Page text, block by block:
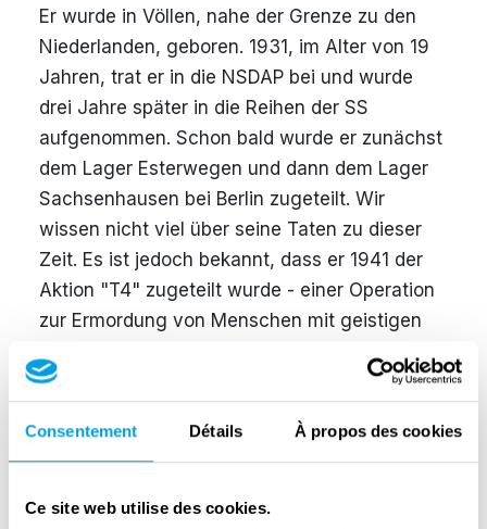
Consentement Détails À propos des cookies
Ce site web utilise des cookies.
Er wurde in Völlen, nahe der Grenze zu den
Niederlanden, geboren. 1931, im Alter von 19
Jahren, trat er in die NSDAP bei und wurde
drei Jahre später in die Reihen der SS
aufgenommen. Schon bald wurde er zunächst
dem Lager Esterwegen und dann dem Lager
Sachsenhausen bei Berlin zugeteilt. Wir
wissen nicht viel über seine Taten zu dieser
Zeit. Es ist jedoch bekannt, dass er 1941 der
Aktion "T4" zugeteilt wurde - einer Operation
zur Ermordung von Menschen mit geistigen
Seine Karriere kam in den Schwung als die
Operation Reinhardt im Generalgouvernement
durchgeführt wurde. Da schickte man Johan
Vernichtungszentren eingerichtet wurden. Der